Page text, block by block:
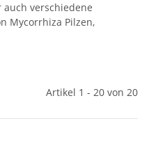
verschiedene
Mycorrhiza Pilzen,
Artikel 1 - 20 von 20